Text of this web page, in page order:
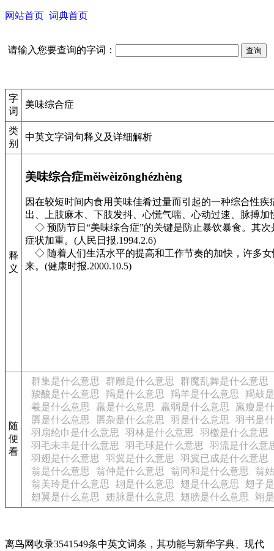
网站首页 词典首页
请输入您要查询的字词：
字
词
美味综合症
类
别
中英文字词句释义及详细解析
释
义
美味综合症měiwèizōnghézhèng
因在较短时间内食用美味佳肴过量而引起的一种综合性
出、上肢麻木、下肢发抖、心慌气喘、心动过速、脉搏
◇ 预防节日“美味综合症”的关键是防止暴饮暴食。其
症状加重。(人民日报.1994.2.6)
◇ 随着人们生活水平的提高和工作节奏的加快，许多女
来。(健康时报.2000.10.5)
随
便
看
群集是什么意思 群雕是什么意思
群魔乱舞是什么意思
羧酸是什么意思
羯是什么意思 羯羊是什么意思
羯鼓
羲是什么意思
羸是什么意思 羸弱是什么意思
羸瘦是
羼是什么意思
羼杂是什么意思 羽是什么意思
羽书是
羽扇纶巾是什么意思
羽林是什么意思
羽檄是什么意思
羽毛未丰是什么意思
羽毛球是什么意思
羽流是什么意
羽翅是什么意思
羽翼是什么意思
羽翼已成是什么意思
翁是什么意思
翁仲是什么意思 翁同和是什么意思
翁
翁美玲是什么意思
翃是什么意思 翅是什么意思
翅子
翅翼是什么意思
翅脉是什么意思 翅膀是什么意思 翊
离鸟网收录3541549条中英文词条，其功能与新华字典、现代